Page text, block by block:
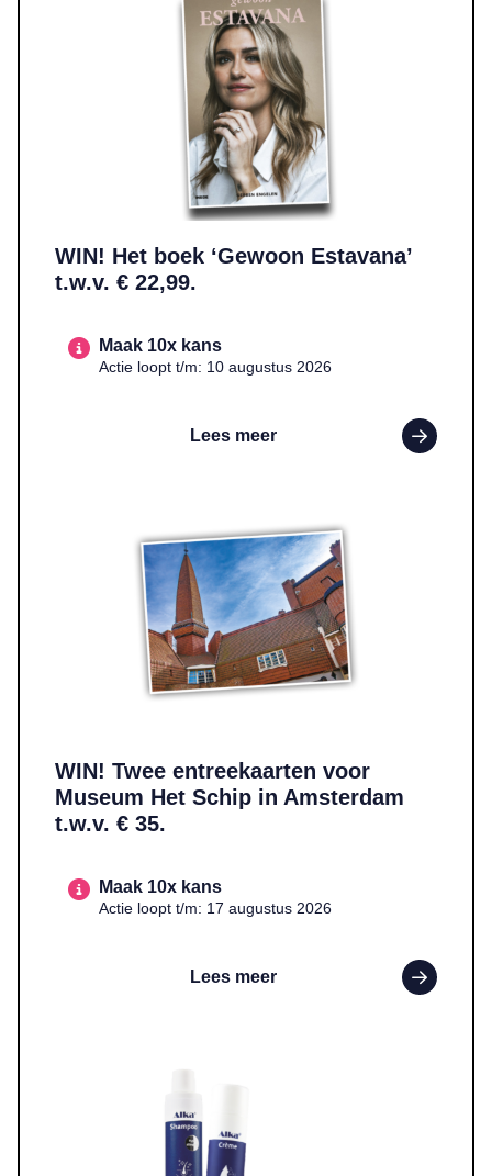
WIN! Het boek ‘Gewoon Estavana’
t.w.v. € 22,99.
Maak 10x kans
Actie loopt t/m: 10 augustus 2026
Lees meer
WIN! Twee entreekaarten voor
Museum Het Schip in Amsterdam
t.w.v. € 35.
Maak 10x kans
Actie loopt t/m: 17 augustus 2026
Lees meer